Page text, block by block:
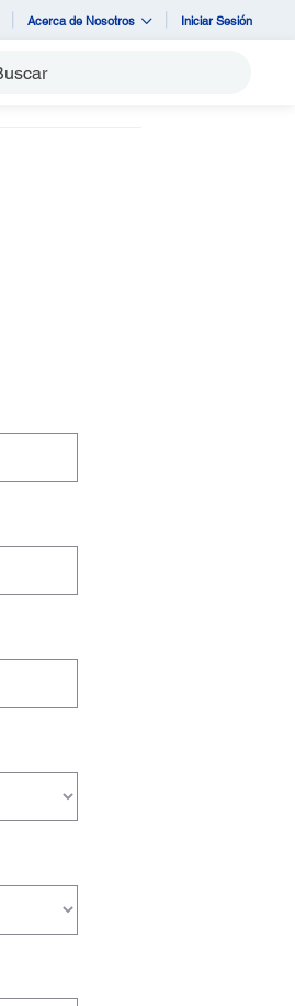
Acerca de Nosotros Iniciar Sesión